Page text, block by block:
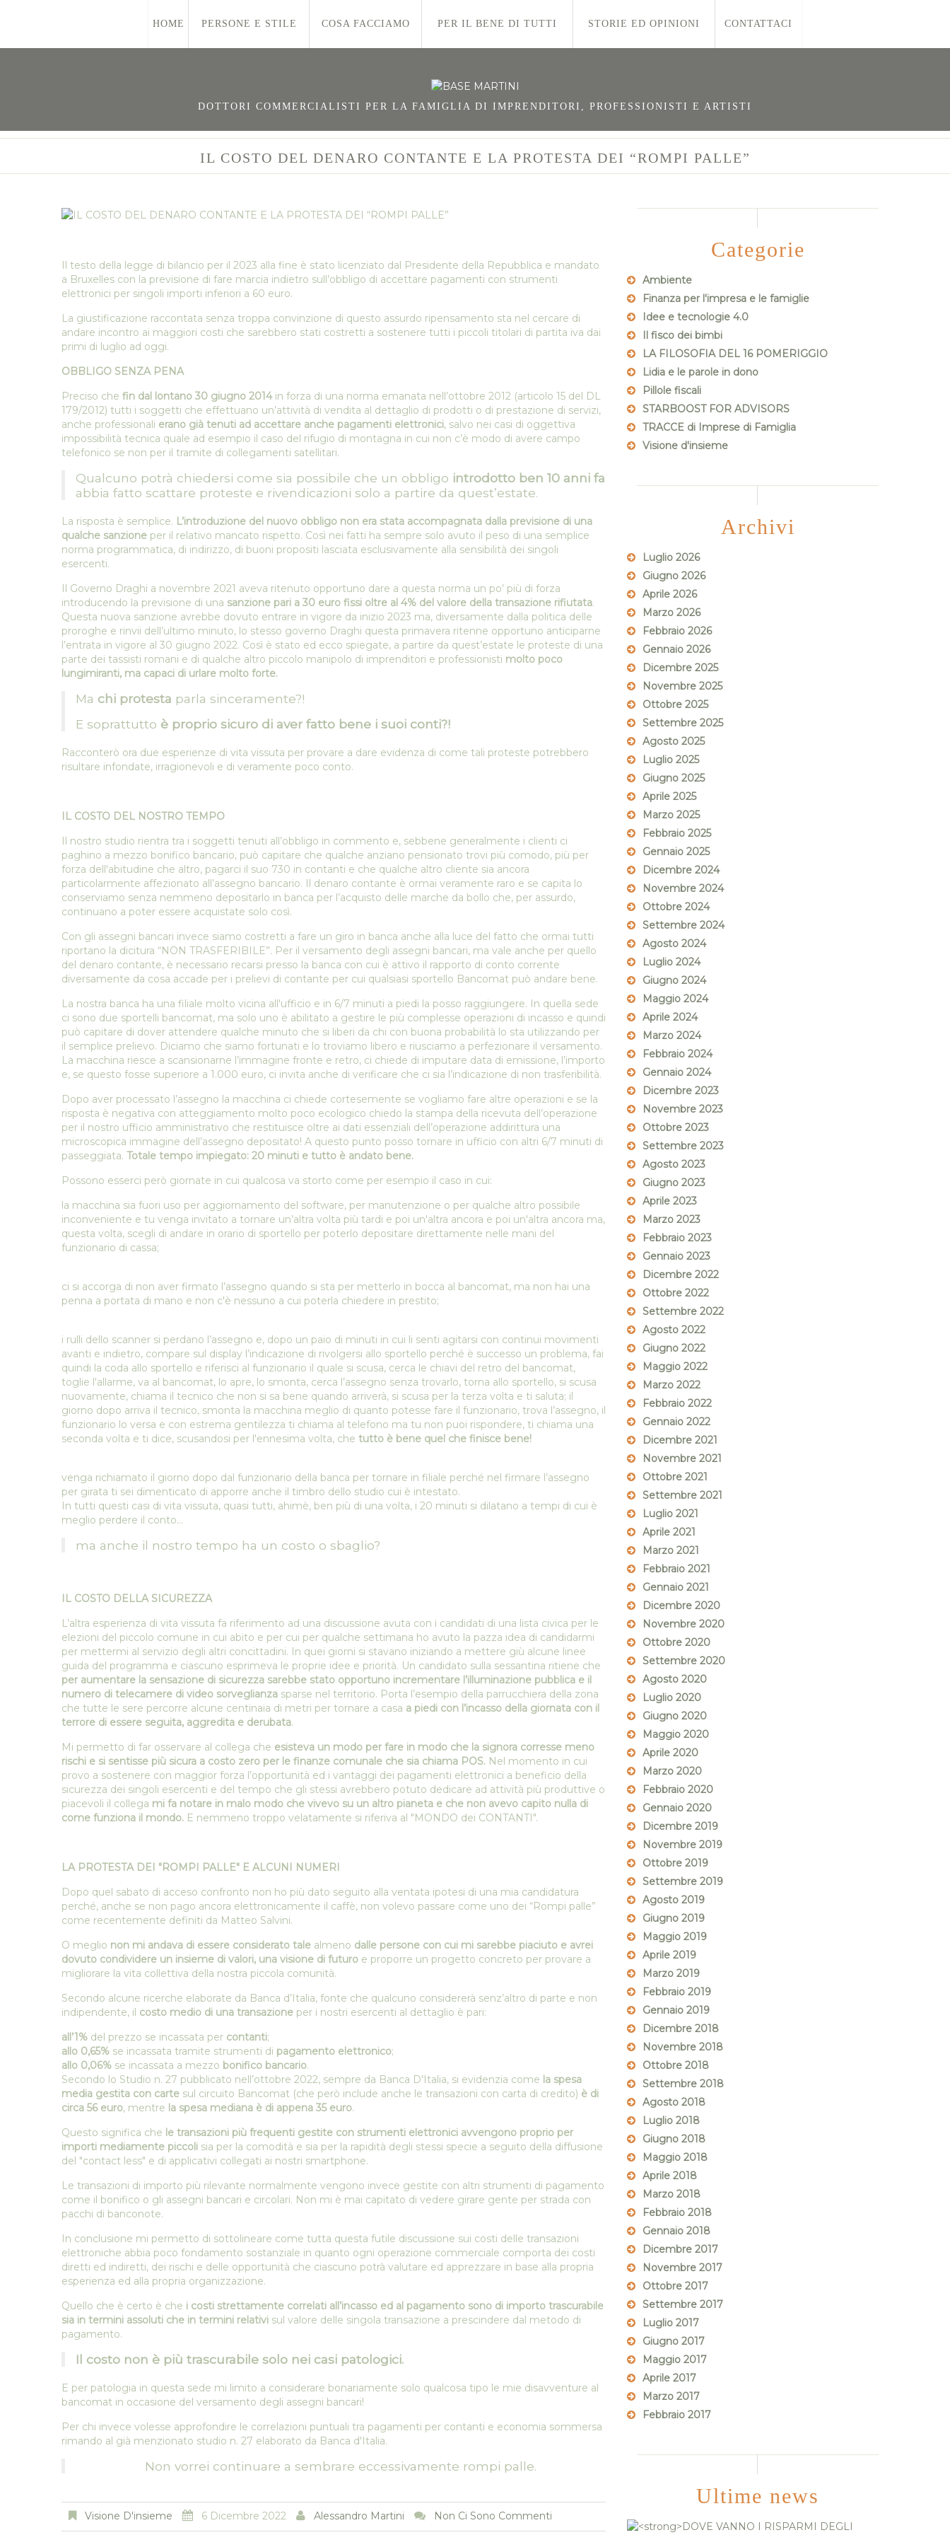
HOME PERSONE E STILE COSA FACCIAMO PER IL BENE DI TUTTI STORIE ED OPINIONI CONTATTACI
DOTTORI COMMERCIALISTI PER LA FAMIGLIA DI IMPRENDITORI, PROFESSIONISTI E ARTISTI
IL COSTO DEL DENARO CONTANTE E LA PROTESTA DEI “ROMPI PALLE”
Il testo della legge di bilancio per il 2023 alla fine è stato licenziato dal Presidente della Repubblica e mandato
a Bruxelles con la previsione di fare marcia indietro sull’obbligo di accettare pagamenti con strumenti
elettronici per singoli importi inferiori a 60 euro.
La giustificazione raccontata senza troppa convinzione di questo assurdo ripensamento sta nel cercare di
andare incontro ai maggiori costi che sarebbero stati costretti a sostenere tutti i piccoli titolari di partita iva dai
primi di luglio ad oggi.
OBBLIGO SENZA PENA
Preciso che fin dal lontano 30 giugno 2014in forza di una norma emanata nell’ottobre 2012 (articolo 15 del DL
179/2012) tutti i soggetti che effettuano un’attività di vendita al dettaglio di prodotti o di prestazione di servizi,
anche professionali erano già tenuti ad accettare anche pagamenti elettronici, salvo nei casi di oggettiva
impossibilità tecnica quale ad esempio il caso del rifugio di montagna in cui non c’è modo di avere campo
telefonico se non per il tramite di collegamenti satellitari.
Qualcuno potrà chiedersi come sia possibile che un obbligo introdotto ben 10 anni fa
abbia fatto scattare proteste e rivendicazioni solo a partire da quest’estate.
La risposta è semplice. L’introduzione del nuovo obbligo non era stata accompagnata dalla previsione di una
qualche sanzione per il relativo mancato rispetto. Così nei fatti ha sempre solo avuto il peso di una semplice
norma programmatica, di indirizzo, di buoni propositi lasciata esclusivamente alla sensibilità dei singoli
esercenti.
Il Governo Draghi a novembre 2021 aveva ritenuto opportuno dare a questa norma un po’ più di forza
introducendo la previsione di una sanzione pari a 30 euro fissi oltre al 4% del valore della transazione rifiutata.
Questa nuova sanzione avrebbe dovuto entrare in vigore da inizio 2023 ma, diversamente dalla politica delle
proroghe e rinvii dell’ultimo minuto, lo stesso governo Draghi questa primavera ritenne opportuno anticiparne
l’entrata in vigore al 30 giugno 2022. Così è stato ed ecco spiegate, a partire da quest’estate le proteste di una
parte dei tassisti romani e di qualche altro piccolo manipolo di imprenditori e professionisti molto poco
lungimiranti, ma capaci di urlare molto forte.
Ma chi protesta parla sinceramente?!
E soprattutto è proprio sicuro di aver fatto bene i suoi conti?!
Racconterò ora due esperienze di vita vissuta per provare a dare evidenza di come tali proteste potrebbero
risultare infondate, irragionevoli e di veramente poco conto.
IL COSTO DEL NOSTRO TEMPO
Il nostro studio rientra tra i soggetti tenuti all’obbligo in commento e, sebbene generalmente i clienti ci
paghino a mezzo bonifico bancario, può capitare che qualche anziano pensionato trovi più comodo, più per
forza dell'abitudine che altro, pagarci il suo 730 in contanti e che qualche altro cliente sia ancora
particolarmente affezionato all’assegno bancario. Il denaro contante è ormai veramente raro e se capita lo
conserviamo senza nemmeno depositarlo in banca per l’acquisto delle marche da bollo che, per assurdo,
continuano a poter essere acquistate solo così.
Con gli assegni bancari invece siamo costretti a fare un giro in banca anche alla luce del fatto che ormai tutti
riportano la dicitura “NON TRASFERIBILE”. Per il versamento degli assegni bancari, ma vale anche per quello
del denaro contante, è necessario recarsi presso la banca con cui è attivo il rapporto di conto corrente
diversamente da cosa accade per i prelievi di contante per cui qualsiasi sportello Bancomat può andare bene.
La nostra banca ha una filiale molto vicina all'ufficio e in 6/7 minuti a piedi la posso raggiungere. In quella sede
ci sono due sportelli bancomat, ma solo uno è abilitato a gestire le più complesse operazioni di incasso e quindi
può capitare di dover attendere qualche minuto che si liberi da chi con buona probabilità lo sta utilizzando per
il semplice prelievo. Diciamo che siamo fortunati e lo troviamo libero e riusciamo a perfezionare il versamento.
La macchina riesce a scansionarne l’immagine fronte e retro, ci chiede di imputare data di emissione, l’importo
e, se questo fosse superiore a 1.000 euro, ci invita anche di verificare che ci sia l’indicazione di non trasferibilità.
Dopo aver processato l’assegno la macchina ci chiede cortesemente se vogliamo fare altre operazioni e se la
risposta è negativa con atteggiamento molto poco ecologico chiedo la stampa della ricevuta dell’operazione
per il nostro ufficio amministrativo che restituisce oltre ai dati essenziali dell’operazione addirittura una
microscopica immagine dell’assegno depositato! A questo punto posso tornare in ufficio con altri 6/7 minuti di
passeggiata. Totale tempo impiegato: 20 minuti e tutto è andato bene.
Possono esserci però giornate in cui qualcosa va storto come per esempio il caso in cui:
la macchina sia fuori uso per aggiornamento del software, per manutenzione o per qualche altro possibile
inconveniente e tu venga invitato a tornare un’altra volta più tardi e poi un'altra ancora e poi un'altra ancora ma,
questa volta, scegli di andare in orario di sportello per poterlo depositare direttamente nelle mani del
funzionario di cassa;
ci si accorga di non aver firmato l’assegno quando si sta per metterlo in bocca al bancomat, ma non hai una
penna a portata di mano e non c'è nessuno a cui poterla chiedere in prestito;
i rulli dello scanner si perdano l’assegno e, dopo un paio di minuti in cui li senti agitarsi con continui movimenti
avanti e indietro, compare sul display l’indicazione di rivolgersi allo sportello perché è successo un problema, fai
quindi la coda allo sportello e riferisci al funzionario il quale si scusa, cerca le chiavi del retro del bancomat,
toglie l'allarme, va al bancomat, lo apre, lo smonta, cerca l’assegno senza trovarlo, torna allo sportello, si scusa
nuovamente, chiama il tecnico che non si sa bene quando arriverà, si scusa per la terza volta e ti saluta; il
giorno dopo arriva il tecnico, smonta la macchina meglio di quanto potesse fare il funzionario, trova l’assegno, il
funzionario lo versa e con estrema gentilezza ti chiama al telefono ma tu non puoi rispondere, ti chiama una
seconda volta e ti dice, scusandosi per l'ennesima volta, che tutto è bene quel che finisce bene!
venga richiamato il giorno dopo dal funzionario della banca per tornare in filiale perché nel firmare l’assegno
per girata ti sei dimenticato di apporre anche il timbro dello studio cui è intestato.
In tutti questi casi di vita vissuta, quasi tutti, ahimè, ben più di una volta, i 20 minuti si dilatano a tempi di cui è
meglio perdere il conto…
ma anche il nostro tempo ha un costo o sbaglio?
IL COSTO DELLA SICUREZZA
L’altra esperienza di vita vissuta fa riferimento ad una discussione avuta con i candidati di una lista civica per le
elezioni del piccolo comune in cui abito e per cui per qualche settimana ho avuto la pazza idea di candidarmi
per mettermi al servizio degli altri concittadini. In quei giorni si stavano iniziando a mettere giù alcune linee
guida del programma e ciascuno esprimeva le proprie idee e priorità. Un candidato sulla sessantina ritiene che
per aumentare la sensazione di sicurezza sarebbe stato opportuno incrementare l’illuminazione pubblica e il
numero di telecamere di video sorveglianza sparse nel territorio. Porta l’esempio della parrucchiera della zona
che tutte le sere percorre alcune centinaia di metri per tornare a casa a piedi con l’incasso della giornata con il
terrore di essere seguita, aggredita e derubata.
Mi permetto di far osservare al collega che esisteva un modo per fare in modo che la signora corresse meno
rischi e si sentisse più sicura a costo zero per le finanze comunale che sia chiama POS. Nel momento in cui
provo a sostenere con maggior forza l’opportunità ed i vantaggi dei pagamenti elettronici a beneficio della
sicurezza dei singoli esercenti e del tempo che gli stessi avrebbero potuto dedicare ad attività più produttive o
piacevoli il collega mi fa notare in malo modo che vivevo su un altro pianeta e che non avevo capito nulla di
come funziona il mondo. E nemmeno troppo velatamente si riferiva al "MONDO dei CONTANTI".
LA PROTESTA DEI "ROMPI PALLE" E ALCUNI NUMERI
Dopo quel sabato di acceso confronto non ho più dato seguito alla ventata ipotesi di una mia candidatura
perché, anche se non pago ancora elettronicamente il caffè, non volevo passare come uno dei “Rompi palle”
come recentemente definiti da Matteo Salvini.
O meglio non mi andava di essere considerato tale almeno dalle persone con cui mi sarebbe piaciuto e avrei
dovuto condividere un insieme di valori, una visione di futuro e proporre un progetto concreto per provare a
migliorare la vita collettiva della nostra piccola comunità.
Secondo alcune ricerche elaborate da Banca d’Italia, fonte che qualcuno considererà senz’altro di parte e non
indipendente, il costo medio di una transazione per i nostri esercenti al dettaglio è pari:
all’1% del prezzo se incassata per contanti;
allo 0,65% se incassata tramite strumenti di pagamento elettronico;
allo 0,06% se incassata a mezzo bonifico bancario.
Secondo lo Studio n. 27 pubblicato nell’ottobre 2022, sempre da Banca D'Italia, si evidenzia come la spesa
media gestita con carte sul circuito Bancomat (che però include anche le transazioni con carta di credito) è di
circa 56 euro, mentre la spesa mediana è di appena 35 euro.
Questo significa che le transazioni più frequenti gestite con strumenti elettronici avvengono proprio per
importi mediamente piccoli sia per la comodità e sia per la rapidità degli stessi specie a seguito della diffusione
del "contact less" e di applicativi collegati ai nostri smartphone.
Le transazioni di importo più rilevante normalmente vengono invece gestite con altri strumenti di pagamento
come il bonifico o gli assegni bancari e circolari. Non mi è mai capitato di vedere girare gente per strada con
pacchi di banconote.
In conclusione mi permetto di sottolineare come tutta questa futile discussione sui costi delle transazioni
elettroniche abbia poco fondamento sostanziale in quanto ogni operazione commerciale comporta dei costi
diretti ed indiretti, dei rischi e delle opportunità che ciascuno potrà valutare ed apprezzare in base alla propria
esperienza ed alla propria organizzazione.
Quello che è certo è che i costi strettamente correlati all’incasso ed al pagamento sono di importo trascurabile
sia in termini assoluti che in termini relativi sul valore delle singola transazione a prescindere dal metodo di
pagamento.
Il costo non è più trascurabile solo nei casi patologici.
E per patologia in questa sede mi limito a considerare bonariamente solo qualcosa tipo le mie disavventure al
bancomat in occasione del versamento degli assegni bancari!
Per chi invece volesse approfondire le correlazioni puntuali tra pagamenti per contanti e economia sommersa
rimando al già menzionato studio n. 27 elaborato da Banca d'Italia.
Non vorrei continuare a sembrare eccessivamente rompi palle.
Visione D'insieme 6 Dicembre 2022 Alessandro Martini Non Ci Sono Commenti
Categorie
Ambiente
Finanza per l'impresa e le famiglie
Idee e tecnologie 4.0
Il fisco dei bimbi
LA FILOSOFIA DEL 16 POMERIGGIO
Lidia e le parole in dono
Pillole fiscali
STARBOOST FOR ADVISORS
TRACCE di Imprese di Famiglia
Visione d'insieme
Archivi
Luglio 2026
Giugno 2026
Aprile 2026
Marzo 2026
Febbraio 2026
Gennaio 2026
Dicembre 2025
Novembre 2025
Ottobre 2025
Settembre 2025
Agosto 2025
Luglio 2025
Giugno 2025
Aprile 2025
Marzo 2025
Febbraio 2025
Gennaio 2025
Dicembre 2024
Novembre 2024
Ottobre 2024
Settembre 2024
Agosto 2024
Luglio 2024
Giugno 2024
Maggio 2024
Aprile 2024
Marzo 2024
Febbraio 2024
Gennaio 2024
Dicembre 2023
Novembre 2023
Ottobre 2023
Settembre 2023
Agosto 2023
Giugno 2023
Aprile 2023
Marzo 2023
Febbraio 2023
Gennaio 2023
Dicembre 2022
Ottobre 2022
Settembre 2022
Agosto 2022
Giugno 2022
Maggio 2022
Marzo 2022
Febbraio 2022
Gennaio 2022
Dicembre 2021
Novembre 2021
Ottobre 2021
Settembre 2021
Luglio 2021
Aprile 2021
Marzo 2021
Febbraio 2021
Gennaio 2021
Dicembre 2020
Novembre 2020
Ottobre 2020
Settembre 2020
Agosto 2020
Luglio 2020
Giugno 2020
Maggio 2020
Aprile 2020
Marzo 2020
Febbraio 2020
Gennaio 2020
Dicembre 2019
Novembre 2019
Ottobre 2019
Settembre 2019
Agosto 2019
Giugno 2019
Maggio 2019
Aprile 2019
Marzo 2019
Febbraio 2019
Gennaio 2019
Dicembre 2018
Novembre 2018
Ottobre 2018
Settembre 2018
Agosto 2018
Luglio 2018
Giugno 2018
Maggio 2018
Aprile 2018
Marzo 2018
Febbraio 2018
Gennaio 2018
Dicembre 2017
Novembre 2017
Ottobre 2017
Settembre 2017
Luglio 2017
Giugno 2017
Maggio 2017
Aprile 2017
Marzo 2017
Febbraio 2017
Ultime news